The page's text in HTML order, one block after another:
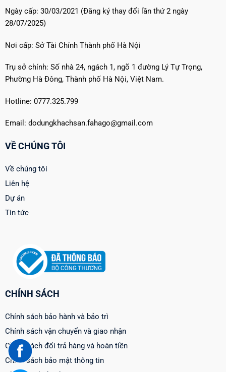
Ngày cấp: 30/03/2021 (Đăng ký thay đổi lần thứ 2 ngày
28/07/2025)
Nơi cấp: Sở Tài Chính Thành phố Hà Nội
Trụ sở chính: Số nhà 24, ngách 1, ngõ 1 đường Lý Tự Trọng,
Phường Hà Đông, Thành phố Hà Nội, Việt Nam.
Hotline: 0777.325.799
Email: dodungkhachsan.fahago@gmail.com
VỀ CHÚNG TÔI
Về chúng tôi
Liên hệ
Dự án
Tin tức
CHÍNH SÁCH
Chính sách bảo hành và bảo trì
Chính sách vận chuyển và giao nhận
Chính sách đổi trả hàng và hoàn tiền
Chính sách bảo mật thông tin